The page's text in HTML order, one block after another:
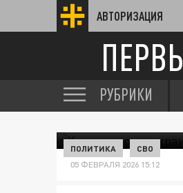
АВТОРИЗАЦИЯ
РУБРИКИ
ПОЛИТИКА СВО
05 ФЕВРАЛЯ 2026 15:12